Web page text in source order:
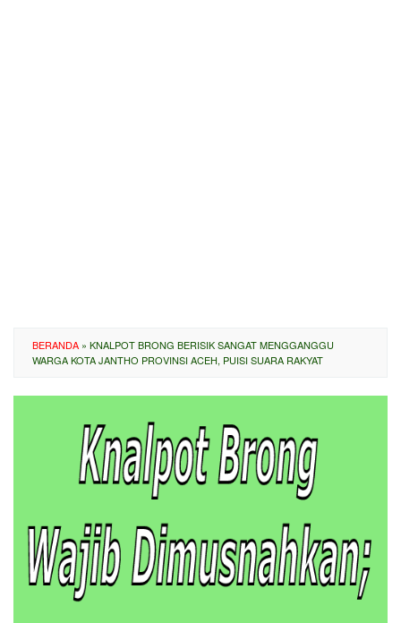
BERANDA » KNALPOT BRONG BERISIK SANGAT MENGGANGGU
WARGA KOTA JANTHO PROVINSI ACEH, PUISI SUARA RAKYAT